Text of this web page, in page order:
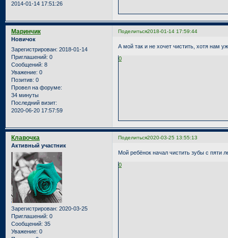
2014-01-14 17:51:26
Поделиться2018-01-14 17:59:44
Маринчик
Новичок
Зарегистрирован: 2018-01-14
Приглашений: 0
Сообщений: 8
Уважение: 0
Позитив: 0
Провел на форуме:
34 минуты
Последний визит:
2020-06-20 17:57:59
А мой так и не хочет чистить, хотя нам
0
Поделиться2020-03-25 13:55:13
Клавочка
Активный участник
Зарегистрирован: 2020-03-25
Приглашений: 0
Сообщений: 35
Уважение: 0
Мой ребёнок начал чистить зубы с пяти
0